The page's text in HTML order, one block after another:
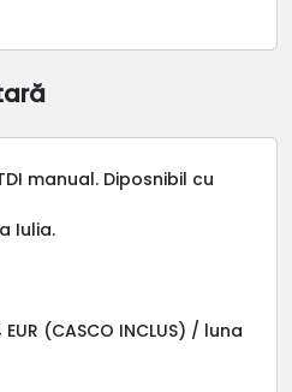
manual. Diposnibil cu
Iulia.
(CASCO INCLUS) / luna